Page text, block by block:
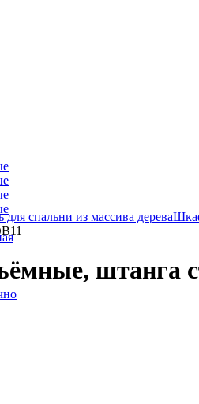
для спальни из массива дерева
штанга